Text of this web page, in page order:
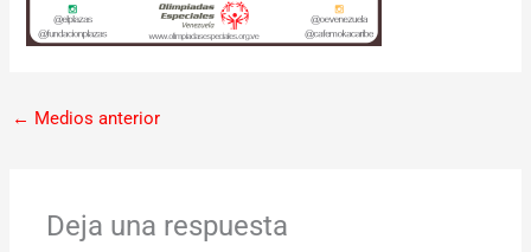
← Medios anterior
Deja una respuesta